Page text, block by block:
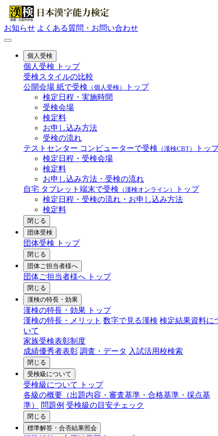
お知らせ よくある質問・お問い合わせ
個人受検
個人受検 トップ
受検スタイルの比較
公開会場 紙で受検 （個人受検）
トップ
検定日程・実施時間
受検会場
検定料
お申し込み方法
受検の流れ
テストセンター コンピューターで受検 （漢検CBT）
トッ
検定日程・受検会場
検定料
お申し込み方法・受検の流れ
自宅 タブレット端末で受検 （漢検オンライン）
トップ
検定日程・受検の流れ・お申し込み方法
検定料
閉じる
団体受検
団体受検 トップ
閉じる
団体ご担当者様へ
団体ご担当者様へ トップ
閉じる
漢検の特長・効果
漢検の特長・効果 トップ
漢検の特長・メリット 数字で見る漢検 検定結果資料に
いて
家族受検表彰制度
成績優秀者表彰 調査・データ 入試活用校検索
閉じる
受検級について
受検級について トップ
各級の概要（出題内容・審査基準・合格基準・採点基
準）
問題例 受検級の目安チェック
閉じる
標準解答・合否結果照会